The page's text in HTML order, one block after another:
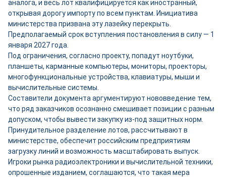
аналога, и весь лот квалифицируется как иностранный,
открывая дорогу импорту по всем пунктам. Инициатива
министерства призвана эту лазейку перекрыть.
Предполагаемый срок вступления постановления в силу — 1
января 2027 года.
Под ограничения, согласно проекту, попадут ноутбуки,
планшеты, карманные компьютеры, мониторы, проекторы,
многофункциональные устройства, клавиатуры, мыши и
вычислительные системы.
Составители документа аргументируют нововведение тем,
что ряд заказчиков осознанно смешивает позиции с разным
допуском, чтобы вывести закупку из-под защитных норм.
Принудительное разделение лотов, рассчитывают в
министерстве, обеспечит российским предприятиям
загрузку линий и возможность масштабировать выпуск.
Игроки рынка радиоэлектроники и вычислительной техники,
опрошенные изданием, соглашаются, что такая мера